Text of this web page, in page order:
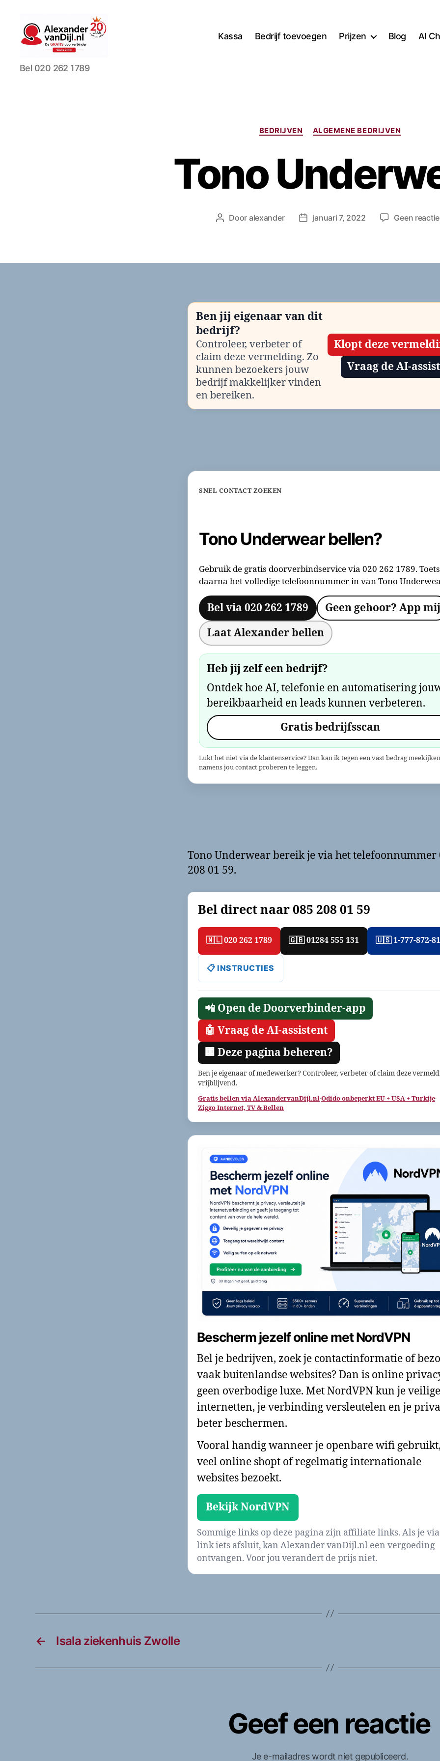
AlexandervanDijl.nl
Bel 020 262 1789
Kassa Bedrijf toevoegen Prijzen Blog AI
Categorieën
BEDRIJVEN ALGEMENE BEDRIJVEN
Tono
Berichtauteur
Door alexander Berichtdatum
januari 7, 2022 Geen
Ben jij eigenaar van dit
bedrijf?
Controleer, verbeter of
claim deze vermelding. Zo
kunnen bezoekers jouw
bedrijf makkelijker vinden
en bereiken.
Klopt deze
Vraag de AI-
SNEL CONTACT ZOEKEN
Tono Underwear bellen?
Gebruik de gratis doorverbindservice via 020 262 1789. Toets
daarna het volledige telefoonnummer in van Tono
Bel via 020 262 1789
Geen gehoor? App mij
Laat Alexander bellen
Heb jij zelf een bedrijf?
Ontdek hoe AI, telefonie en automatisering
bereikbaarheid en leads kunnen verbeteren.
Gratis bedrijfsscan
Lukt het niet via de klantenservice? Dan kan ik tegen een vast bedrag
namens jou contact proberen te leggen.
Tono Underwear bereik je via het telefoonnummer
208 01 59.
Bel direct naar085 208 01 59
🇳🇱 020 262 1789 🇬🇧 01284 555 131 🇺🇸 1-777-872-
📋 INSTRUCTIES
📲 Open de Doorverbinder-app
🤖 Vraag de AI-assistent
🏢 Deze pagina beheren?
Ben je eigenaar of medewerker? Controleer, verbeter of claim deze
vrijblijvend.
Gratis bellen via AlexandervanDijl.nl·Odido onbeperkt EU + USA + Turkije·
Ziggo Internet, TV & Bellen
Bescherm jezelf online met NordVPN
Bel je bedrijven, zoek je contactinformatie of
vaak buitenlandse websites? Dan is online
geen overbodige luxe. Met NordVPN kun je
internetten, je verbinding versleutelen en je
beter beschermen.
Vooral handig wanneer je openbare wifi
veel online shopt of regelmatig internationale
websites bezoekt.
Bekijk NordVPN
Sommige links op deze pagina zijn affiliate links. Als je via
link iets afsluit, kan Alexander vanDijl.nl een vergoeding
ontvangen. Voor jou verandert de prijs niet.
← Isala ziekenhuis Zwolle
Geef een reactie
Je e-mailadres wordt niet gepubliceerd.